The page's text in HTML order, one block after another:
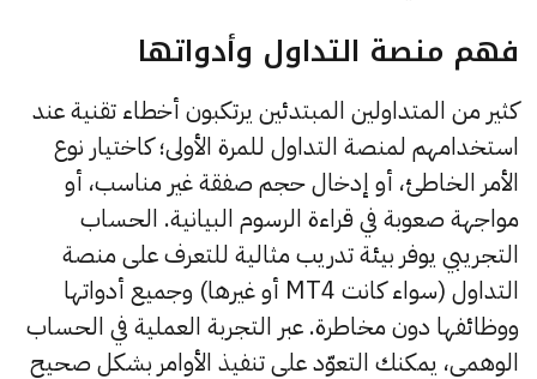
فهم منصة التداول وأدواتها
كثير من المتداولين المبتدئين يرتكبون أخطاء تقنية عند
استخدامهم لمنصة التداول للمرة الأولى؛ كاختيار نوع
الأمر الخاطئ، أو إدخال حجم صفقة غير مناسب، أو
مواجهة صعوبة في قراءة الرسوم البيانية. الحساب
التجريبي يوفر بيئة تدريب مثالية للتعرف على منصة
التداول (سواء كانت MT4 أو غيرها) وجميع أدواتها
ووظائفها دون مخاطرة. عبر التجربة العملية في الحساب
الوهمي، يمكنك التعوّد على تنفيذ الأوامر بشكل صحيح